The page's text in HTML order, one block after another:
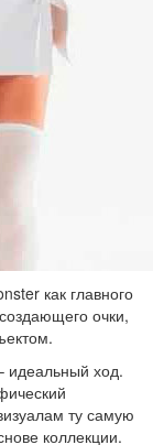
как главного
очки,
идеальный ход.
ту самую
коллекции.